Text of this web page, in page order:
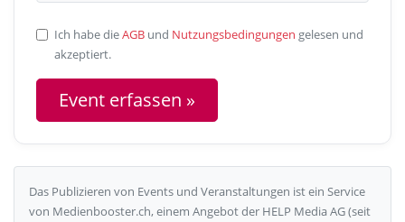
Ich habe dieAGB und Nutzungsbedingungen gelesen und
akzeptiert.
Das Publizieren von Events und Veranstaltungen ist ein Service
von Medienbooster.ch, einem Angebot der HELP Media AG (seit